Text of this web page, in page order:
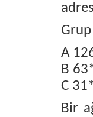
Grup
A
B
C
Bir